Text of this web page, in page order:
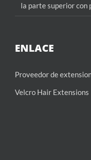
la parte superior con
ENLACE
Proveedor de
Velcro Hair Extensions